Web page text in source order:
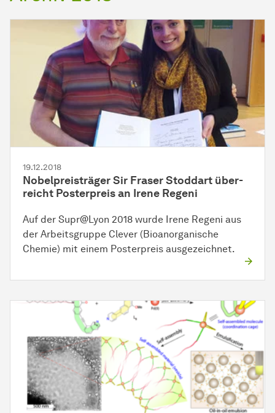
19.12.2018
Nobelpreisträger Sir Fraser Stoddart über­
reicht Posterpreis an Irene Regeni
Auf der Supr@Lyon 2018 wurde Irene Regeni aus
der Arbeitsgruppe Clever (Bioanorganische
Chemie) mit einem Posterpreis ausgezeichnet.